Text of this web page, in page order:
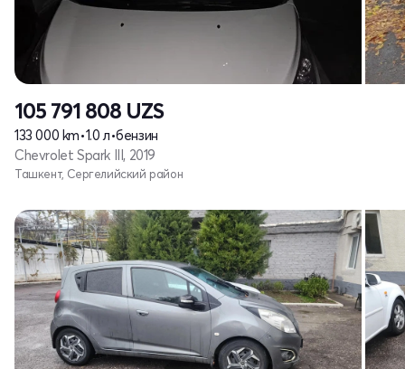
105 791 808 UZS
133 000 km•1.0 л•бензин
Chevrolet Spark III, 2019
Ташкент, Сергелийский район